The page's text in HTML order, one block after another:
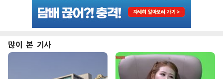
많이 본 기사